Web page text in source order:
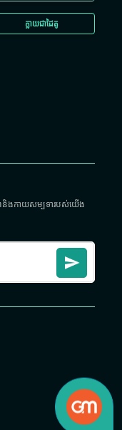
ក្លាយជាដៃគូ
និងកាយសម្បទារបស់យើង